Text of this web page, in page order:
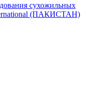
сухожильных
(ПАКИСТАН)